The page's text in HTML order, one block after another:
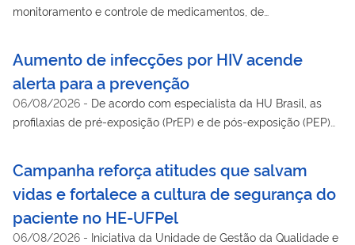
monitoramento e controle de medicamentos, de
Aumento de infecções por HIV acende
alerta para a prevenção
06/08/2026 - De acordo com especialista da HU Brasil, as
profilaxias de pré-exposição (PrEP) e de pós-exposição (PEP)
Campanha reforça atitudes que salvam
vidas e fortalece a cultura de segurança do
paciente no HE-UFPel
06/08/2026 - Iniciativa da Unidade de Gestão da Qualidade e